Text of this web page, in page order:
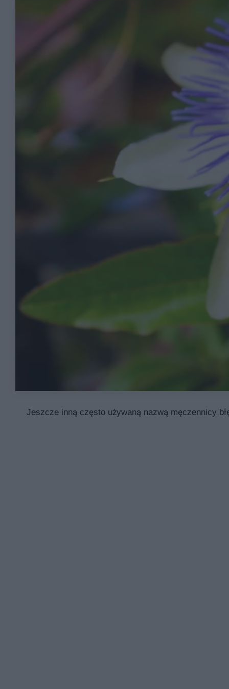
Jeszcze inną często używaną nazwą męczennicy